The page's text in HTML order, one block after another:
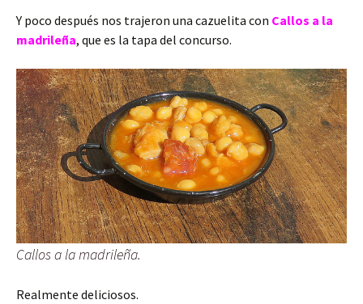
Y poco después nos trajeron una cazuelita con Callos a la
madrileña, que es la tapa del concurso.
Callos a la madrileña.
Realmente deliciosos.